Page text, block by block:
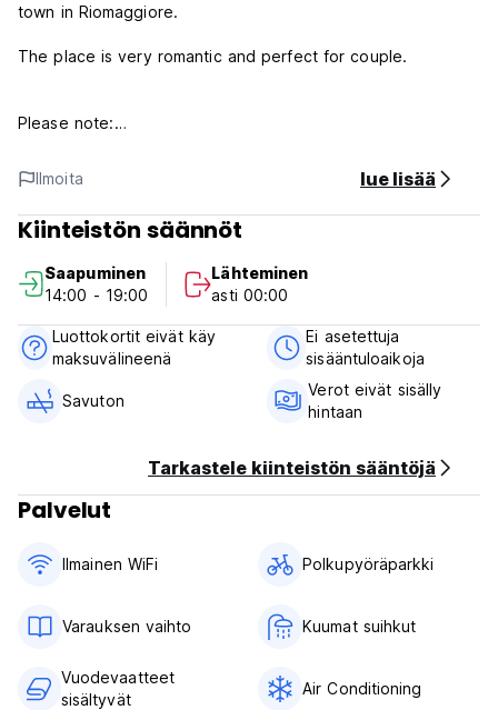
town in Riomaggiore.
The place is very romantic and perfect for couple.
Please note:
Late cancellation or noshow - one night charge
Payment upon arrival by cash only
Check in from 14:00 tp 19:00 hours
Check out betwen 6am to 12am
Ilmoita lue lisää
Kiinteistön säännöt
Saapuminen
14:00 - 19:00
Lähteminen
asti 00:00
Luottokortit eivät käy
maksuvälineenä
Ei asetettuja
sisääntuloaikoja
Savuton
Verot eivät sisälly
hintaan
Tarkastele kiinteistön sääntöjä
Palvelut
Ilmainen WiFi Polkupyöräparkki
Varauksen vaihto Kuumat suihkut
Vuodevaatteet
sisältyvät
Air Conditioning